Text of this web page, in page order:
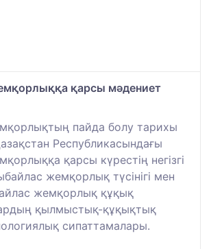
қарсы мәдениет
пайда болу тарихы
Республикасындағы
қарсы күрестің негізгі
жемқорлық түсінігі мен
жемқорлық құқық
қылмыстық-құқықтық
сипаттамалары.